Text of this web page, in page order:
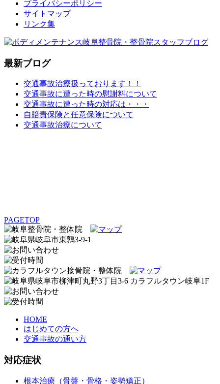
プライバシーポリシー
サイトマップ
リンク集
最新ブログ
交通事故治療扱っております！！
交通事故に遭った時の慰謝料について
交通事故に遭った時の対応は・・・
自賠責保険と任意保険について
交通事故治療について
PAGETOP
HOME
はじめての方へ
交通事故の通い方
対応症状
根本治療（骨盤・骨格・姿勢矯正）